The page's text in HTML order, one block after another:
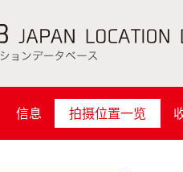
信息 拍摄位置一览